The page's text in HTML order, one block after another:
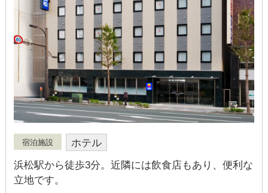
宿泊施設
ホテル
浜松駅から徒歩3分。近隣には飲食店もあり、便利な
立地です。